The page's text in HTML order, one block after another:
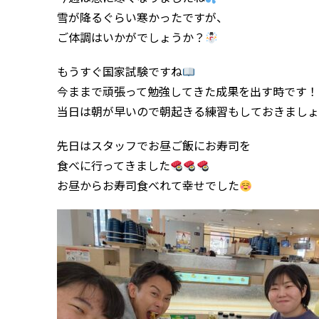
雪が降るぐらい寒かったですが、
ご体調はいかがでしょうか？
もうすぐ国家試験ですね
今ままで頑張って勉強してきた成果を出す時です！
当日は朝が早いので朝起きる練習もしておきまし
先日はスタッフでお昼ご飯にお寿司を
食べに行ってきました
お昼からお寿司食べれて幸せでした